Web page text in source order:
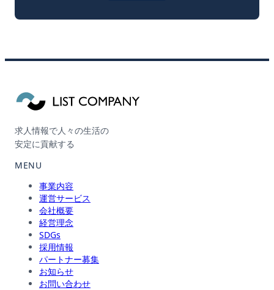
求人情報で人々の生活の
安定に貢献する
MENU
事業内容
運営サービス
会社概要
経営理念
SDGs
採用情報
パートナー募集
お知らせ
お問い合わせ